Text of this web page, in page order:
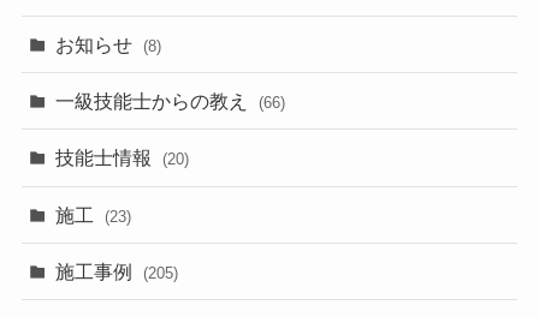
お知らせ (8)
一級技能士からの教え (66)
技能士情報 (20)
施工 (23)
施工事例 (205)